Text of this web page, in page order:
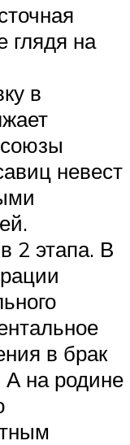
глядя на
в
невест
2 этапа. В
в брак
А на родине